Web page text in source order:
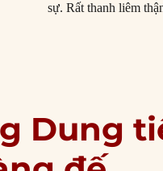
sự. Rất thanh liêm
Dung